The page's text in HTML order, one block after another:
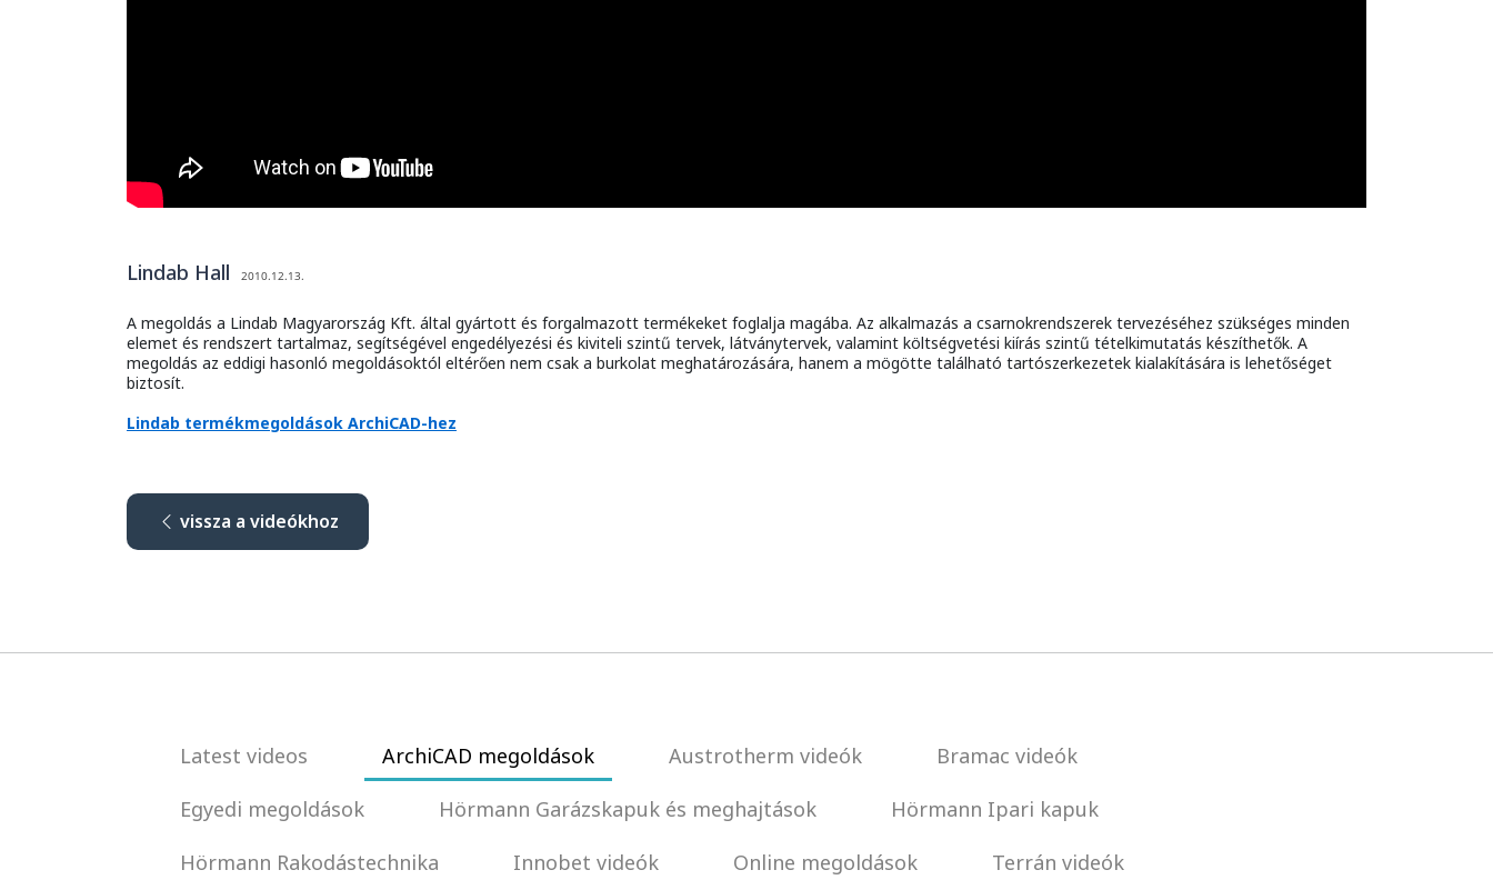
Lindab Hall 2010.12.13.
A megoldás a Lindab Magyarország Kft. által gyártott és forgalmazott termékeket foglalja magába. Az alkalmazás a csarnokrendszerek tervezéséhez szükséges minden
elemet és rendszert tartalmaz, segítségével engedélyezési és kiviteli szintű tervek, látványtervek, valamint költségvetési kiírás szintű tételkimutatás készíthetők. A
megoldás az eddigi hasonló megoldásoktól eltérően nem csak a burkolat meghatározására, hanem a mögötte található tartószerkezetek kialakítására is lehetőséget
biztosít.
Lindab termékmegoldások ArchiCAD-hez
vissza a videókhoz
Latest videos ArchiCAD megoldások Austrotherm videók
Bramac videók
Egyedi megoldások
Hörmann Garázskapuk és meghajtások
Hörmann Ipari kapuk
Hörmann Rakodástechnika
Innobet videók Online megoldások Terrán videók